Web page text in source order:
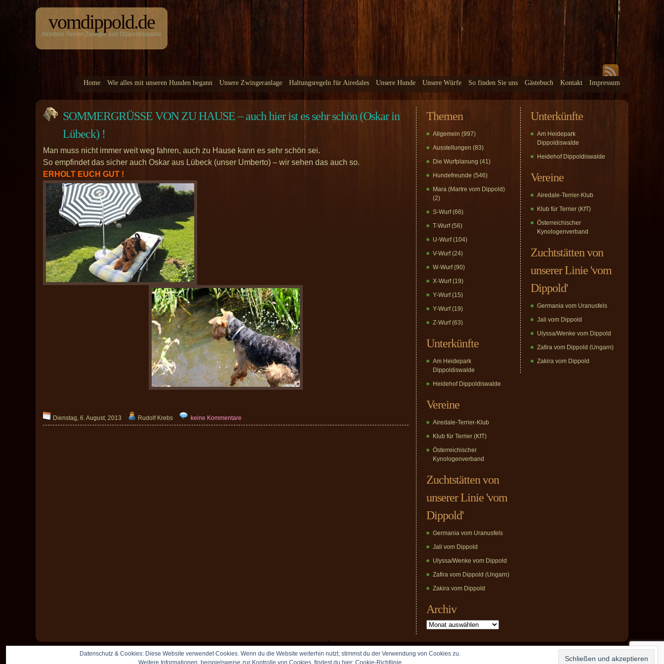
vomdippold.de
Airedale-Terrier Zwinger aus Dippoldiswalde
Home Wie alles mit unseren Hunden begann Unsere Zwingeranlage Haltungsregeln für Airedales Unsere Hunde Unsere Würfe So finden Sie uns Gästebuch Kontakt Impressum
SOMMERGRÜSSE VON ZU HAUSE – auch hier ist es sehr schön (Oskar in
Lübeck) !
Man muss nicht immer weit weg fahren, auch zu Hause kann es sehr schön sei.
So empfindet das sicher auch Oskar aus Lübeck (unser Umberto) – wir sehen das auch so.
ERHOLT EUCH GUT !
Dienstag, 6. August, 2013 Rudolf Krebs keine Kommentare
Themen
Allgemein (997)
Ausstellungen (83)
Die Wurfplanung (41)
Hundefreunde (546)
Mara (Martre vom Dippold)
(2)
S-Wurf(66)
T-Wurf(56)
U-Wurf(104)
V-Wurf(24)
W-Wurf(90)
X-Wurf(19)
Y-Wurf(15)
Y-Wurf(19)
Z-Wurf(63)
Unterkünfte
Am Heidepark
Dippoldiswalde
Heidehof Dippoldiswalde
Vereine
Airedale-Terrier-Klub
Klub für Terrier (KfT)
Österreichischer
Kynologenverband
Zuchtstätten von
unserer Linie 'vom
Dippold'
Germania vom Uranusfels
Jali vom Dippold
Ulyssa/Wenke vom Dippold
Zafira vom Dippold (Ungarn)
Zakira vom Dippold
Archiv
Archiv
Unterkünfte
Am Heidepark
Dippoldiswalde
Heidehof Dippoldiswalde
Vereine
Airedale-Terrier-Klub
Klub für Terrier (KfT)
Österreichischer
Kynologenverband
Zuchtstätten von
unserer Linie 'vom
Dippold'
Germania vom Uranusfels
Jali vom Dippold
Ulyssa/Wenke vom Dippold
Zafira vom Dippold (Ungarn)
Zakira vom Dippold
Copyright © 2009 vomDippold.de. All rights reserved.
Datenschutz & Cookies: Diese Website verwendet Cookies. Wenn du die Website weiterhin nutzt, stimmst du der Verwendung von Cookies zu.
Weitere Informationen, beispielsweise zur Kontrolle von Cookies, findest du hier:Cookie-Richtlinie